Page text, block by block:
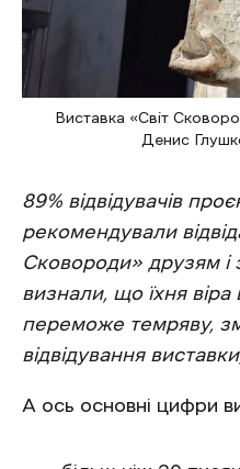
Виставка «Світ
Денис
89% відвідувачів
рекомендували
Сковороди» друзям і
визнали, що їхня
переможе темряву,
відвідування
А ось основні цифри